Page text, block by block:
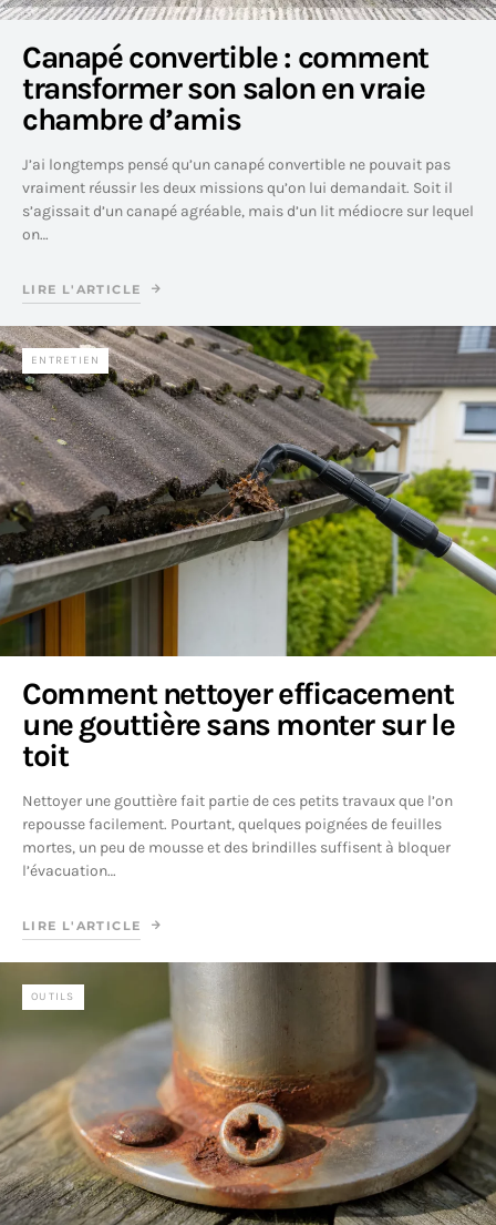
Canapé convertible : comment
transformer son salon en vraie
chambre d’amis
J’ai longtemps pensé qu’un canapé convertible ne pouvait pas
vraiment réussir les deux missions qu’on lui demandait. Soit il
s’agissait d’un canapé agréable, mais d’un lit médiocre sur lequel
on…
LIRE L'ARTICLE
ENTRETIEN
Comment nettoyer efficacement
une gouttière sans monter sur le
toit
Nettoyer une gouttière fait partie de ces petits travaux que l’on
repousse facilement. Pourtant, quelques poignées de feuilles
mortes, un peu de mousse et des brindilles suffisent à bloquer
l’évacuation…
LIRE L'ARTICLE
OUTILS